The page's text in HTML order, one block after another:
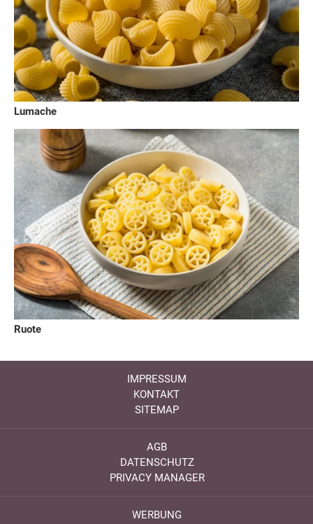
Lumache
Ruote
IMPRESSUM
KONTAKT
SITEMAP
AGB
DATENSCHUTZ
PRIVACY MANAGER
WERBUNG